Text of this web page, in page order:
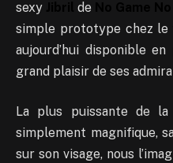
sexy
de
simple prototype chez le
aujourd’hui disponible
grand plaisir de ses
La plus puissante de
simplement magnifique,
sur son visage, nous